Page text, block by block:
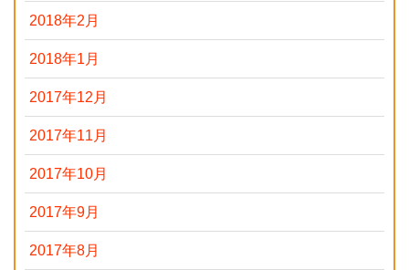
2018年2月
2018年1月
2017年12月
2017年11月
2017年10月
2017年9月
2017年8月